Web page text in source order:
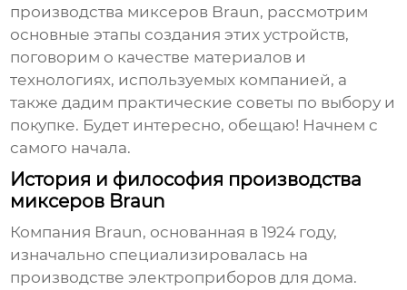
производства миксеров Braun, рассмотрим
основные этапы создания этих устройств,
поговорим о качестве материалов и
технологиях, используемых компанией, а
также дадим практические советы по выбору и
покупке. Будет интересно, обещаю! Начнем с
самого начала.
История и философия производства
миксеров Braun
Компания Braun, основанная в 1924 году,
изначально специализировалась на
производстве электроприборов для дома.